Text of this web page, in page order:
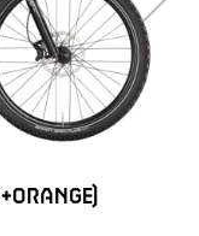
Next